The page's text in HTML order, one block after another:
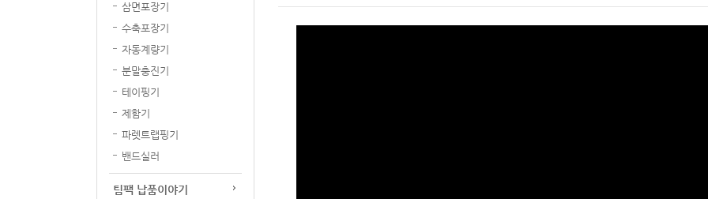
삼면포장기
수축포장기
자동계량기
분말충진기
테이핑기
제함기
파렛트랩핑기
밴드실러
팀팩 납품이야기